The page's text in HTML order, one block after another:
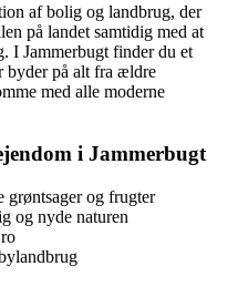
af bolig og landbrug, der
på landet samtidig med at
I Jammerbugt finder du et
byder på alt fra ældre
med alle moderne
i Jammerbugt
grøntsager og frugter
og nyde naturen